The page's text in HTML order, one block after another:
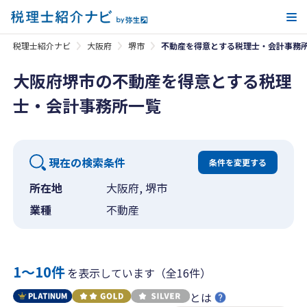
税理士紹介ナビ 大阪府 堺市 不動産を得意とする税理士・会計事務
大阪府堺市の不動産を得意とする税理
士・会計事務所一覧
現在の検索条件 条件を変更する
所在地
大阪府, 堺市
業種
不動産
1〜10件を表示しています（全16件）
とは